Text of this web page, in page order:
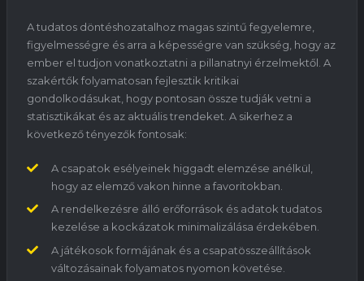
A tudatos döntéshozatalhoz magas szintű fegyelemre,
figyelmességre és arra a képességre van szükség, hogy az
ember el tudjon vonatkoztatni a pillanatnyi érzelmektől. A
szakértők folyamatosan fejlesztik kritikai
gondolkodásukat, hogy pontosan össze tudják vetni a
statisztikákat és az aktuális trendeket. A sikerhez a
következő tényezők fontosak:
A csapatok esélyeinek higgadt elemzése anélkül,
hogy az elemző vakon hinne a favoritokban.
A rendelkezésre álló erőforrások és adatok tudatos
kezelése a kockázatok minimalizálása érdekében.
A játékosok formájának és a csapatösszeállítások
változásainak folyamatos nyomon követése.